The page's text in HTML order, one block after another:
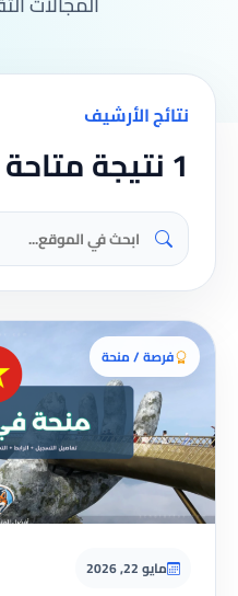
نتائج الأرشيف
1 نتيجة متاحة
فرصة / منحة
مايو 22, 2026